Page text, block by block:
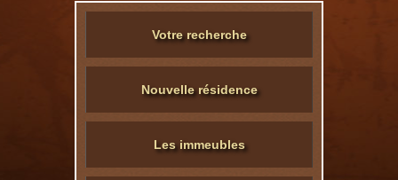
Votre recherche
Nouvelle résidence
Les immeubles